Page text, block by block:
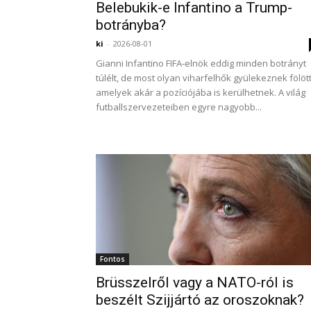
Belebukik-e Infantino a Trump-
botrányba?
ki - 2026-08-01
Gianni Infantino FIFA‑elnök eddig minden botrányt
túlélt, de most olyan viharfelhők gyülekeznek
amelyek akár a pozíciójába is kerülhetnek. A világ
futballszervezeteiben egyre nagyobb...
Fontos
Brüsszelről vagy a NATO-ról is
beszélt Szijjártó az oroszoknak?